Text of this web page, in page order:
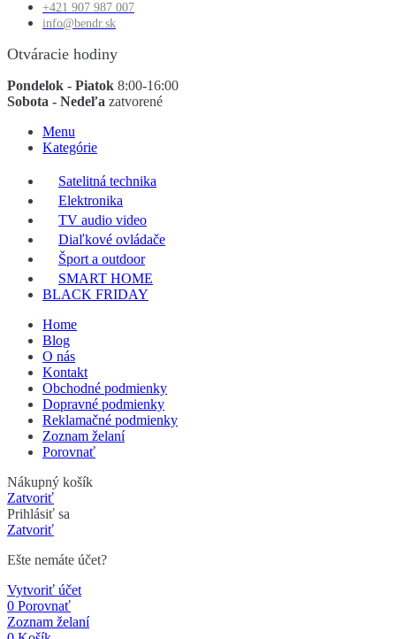
+421 907 987 007
info@bendr.sk
Otváracie hodiny
Pondelok - Piatok 8:00-16:00
Sobota - Nedeľa zatvorené
Menu
Kategórie
Satelitná technika
Elektronika
TV audio video
Diaľkové ovládače
Šport a outdoor
SMART HOME
BLACK FRIDAY
Home
Blog
O nás
Kontakt
Obchodné podmienky
Dopravné podmienky
Reklamačné podmienky
Zoznam želaní
Porovnať
Nákupný košík
Zatvoriť
Prihlásiť sa
Zatvoriť
Ešte nemáte účet?
Vytvoriť účet
0 Porovnať
Zoznam želaní